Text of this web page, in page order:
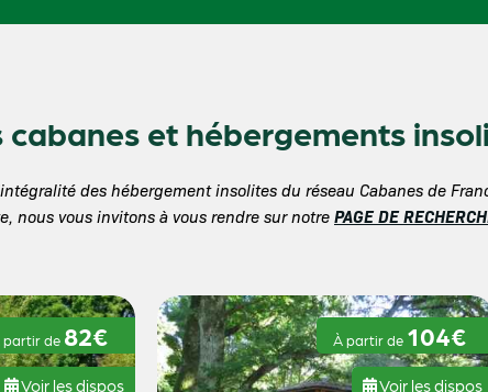
cabanes et hébergements
des hébergement insolites du réseau Cabanes de
nous vous invitons à vous rendre sur notre PAGE DE
partir de 82€
Voir les dispos
À partir de 104€
Voir les dispos